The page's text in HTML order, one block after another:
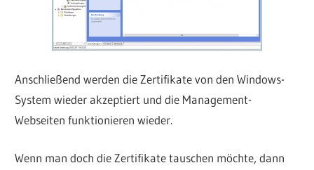
Anschließend werden die Zertifikate von den Windows-
System wieder akzeptiert und die Management-
Webseiten funktionieren wieder.
Wenn man doch die Zertifikate tauschen möchte, dann